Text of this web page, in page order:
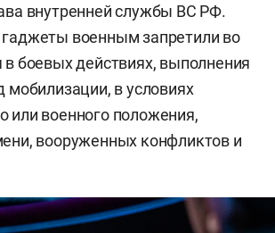
внутренней службы ВС РФ.
военным запретили во
в боевых действиях, выполнения
мобилизации, в условиях
или военного положения,
вооруженных конфликтов и